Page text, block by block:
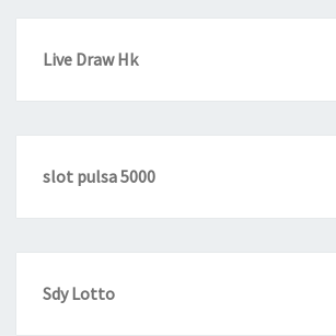
Live Draw Hk
slot pulsa 5000
Sdy Lotto